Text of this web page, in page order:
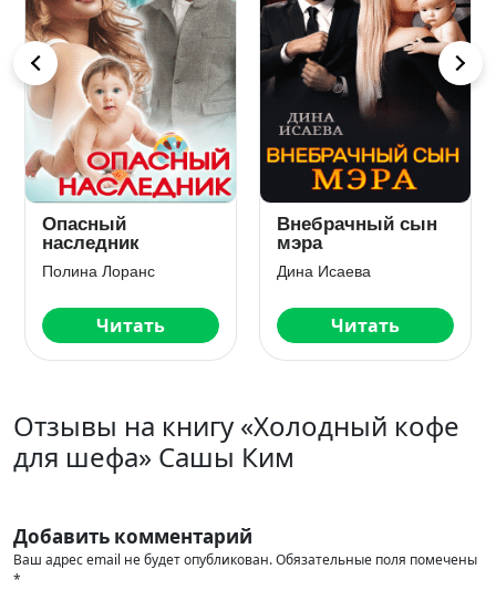
Опасный
наследник
Полина Лоранс
Читать
Внебрачный сын
мэра
Дина Исаева
Читать
Отзывы на книгу «Холодный кофе
для шефа» Сашы Ким
Добавить комментарий
Ваш адрес email не будет опубликован.Обязательные поля помечены
*